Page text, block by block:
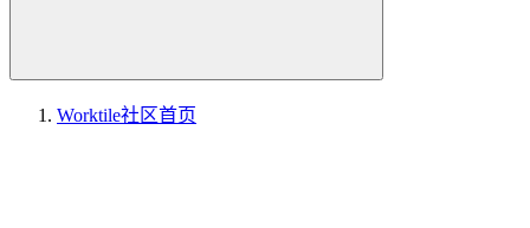
Worktile社区首页